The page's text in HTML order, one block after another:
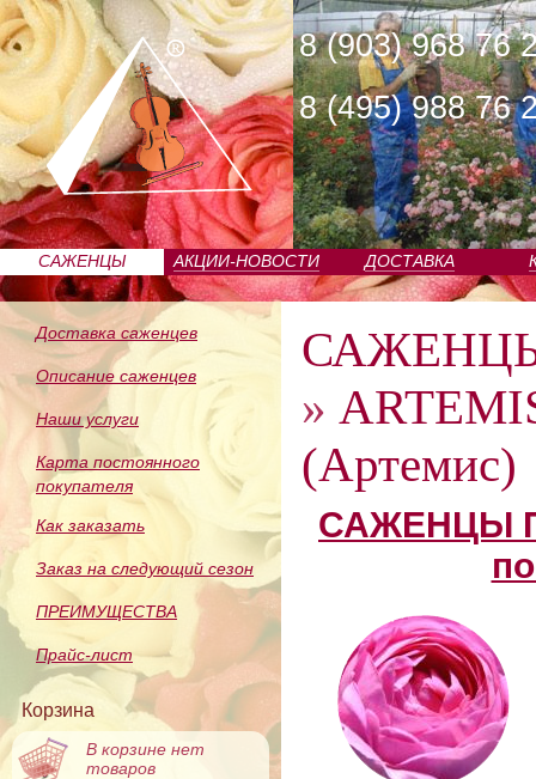
8 (903) 968 76
8 (495) 988 76
САЖЕНЦЫ
ПИТОМНИКА
АКЦИИ-НОВОСТИ ДОСТАВКА
Доставка саженцев
Описание саженцев
Наши услуги
Карта постоянного
покупателя
Как заказать
Заказ на следующий сезон
ПРЕИМУЩЕСТВА
Прайс-лист
Корзина
В корзине нет
товаров
»
(Артемис)
САЖЕНЦЫ